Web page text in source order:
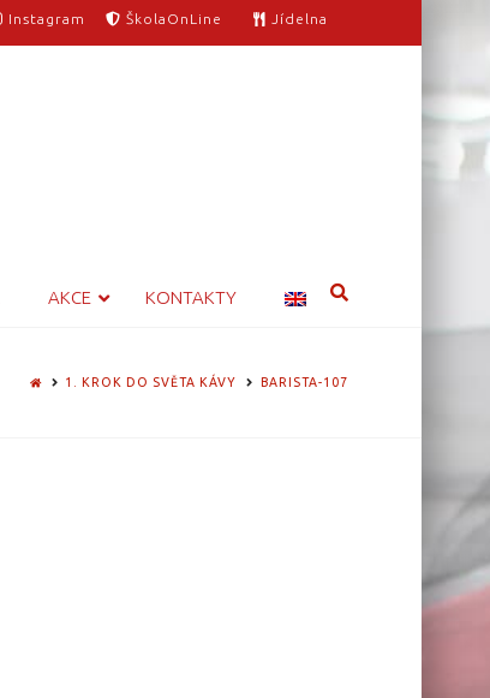
Instagram ŠkolaOnLine Jídelna
AKCE KONTAKTY
HOME1. KROK DO SVĚTA KÁVY BARISTA-107